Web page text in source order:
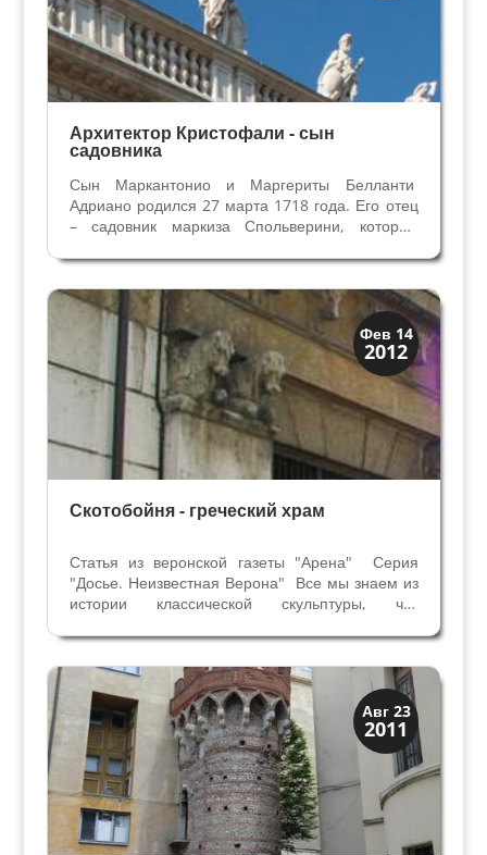
Архитектор Кристофали - сын
садовника
Сын Маркантонио и Маргериты Белланти
Адриано родился 27 марта 1718 года. Его отец
– садовник маркиза Спольверини, который
архитектуре. Маркиз Спольверини вводит
Адриано в круг веронских эрудитов и
просветителей. В начале...
Фев 14
2012
Архитектура
Искусство
Скотобойня - греческий храм
Статья из веронской газеты "Арена" Серия
"Досье. Неизвестная Верона" Все мы знаем из
истории классической скульптуры, что
поддерживающие крыши храмов и портики. В
Вероне, мы встречаем кариатиды как
архитектурное декоративное украшение...
Авг 23
2011
Верона
Средневековая